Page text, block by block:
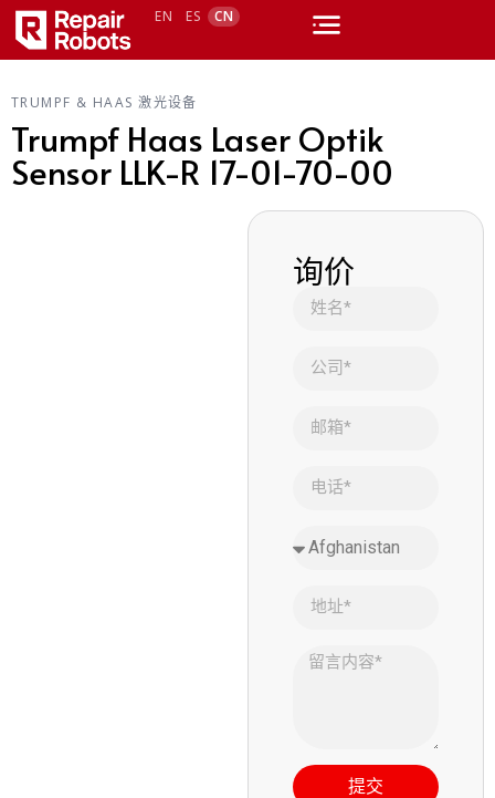
EN ES CN
TRUMPF & HAAS 激光设备
Trumpf Haas Laser Optik
Sensor LLK-R 17-01-70-00
询价
提交